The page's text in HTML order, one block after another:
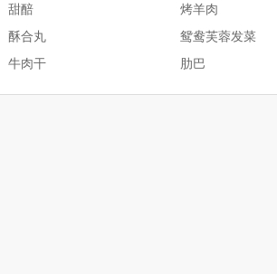
甜醅
烤羊肉
酥合丸
鸳鸯芙蓉发菜
牛肉干
肋巴